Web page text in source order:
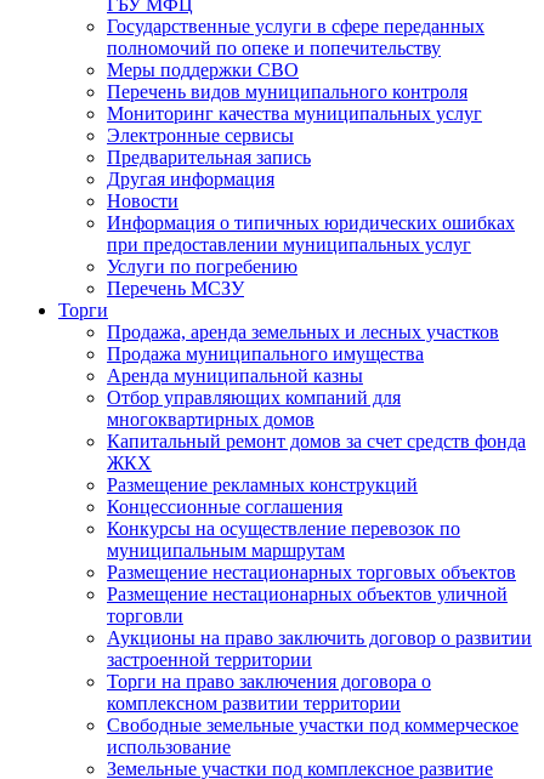
ГБУ МФЦ
Государственные услуги в сфере переданных
полномочий по опеке и попечительству
Меры поддержки СВО
Перечень видов муниципального контроля
Мониторинг качества муниципальных услуг
Электронные сервисы
Предварительная запись
Другая информация
Новости
Информация о типичных юридических ошибках
при предоставлении муниципальных услуг
Услуги по погребению
Перечень МСЗУ
Торги
Продажа, аренда земельных и лесных участков
Продажа муниципального имущества
Аренда муниципальной казны
Отбор управляющих компаний для
многоквартирных домов
Капитальный ремонт домов за счет средств фонда
ЖКХ
Размещение рекламных конструкций
Концессионные соглашения
Конкурсы на осуществление перевозок по
муниципальным маршрутам
Размещение нестационарных торговых объектов
Размещение нестационарных объектов уличной
торговли
Аукционы на право заключить договор о развитии
застроенной территории
Торги на право заключения договора о
комплексном развитии территории
Свободные земельные участки под коммерческое
использование
Земельные участки под комплексное развитие